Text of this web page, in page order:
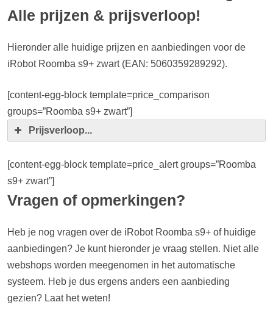
Alle prijzen & prijsverloop!
Hieronder alle huidige prijzen en aanbiedingen voor de
iRobot Roomba s9+ zwart (EAN: 5060359289292).
[content-egg-block template=price_comparison
groups=”Roomba s9+ zwart”]
Prijsverloop...
[content-egg-block template=price_alert groups=”Roomba
s9+ zwart”]
Vragen of opmerkingen?
Heb je nog vragen over de iRobot Roomba s9+ of huidige
aanbiedingen? Je kunt hieronder je vraag stellen. Niet alle
webshops worden meegenomen in het automatische
systeem. Heb je dus ergens anders een aanbieding
gezien? Laat het weten!